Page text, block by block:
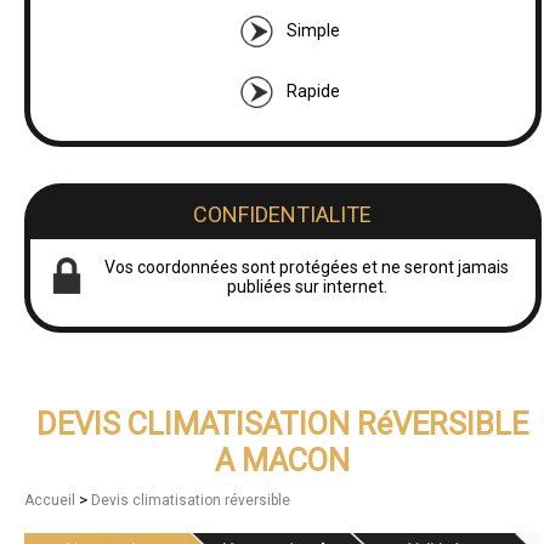
Simple
Rapide
CONFIDENTIALITE
Vos coordonnées sont protégées et ne seront jamais
publiées sur internet.
DEVIS CLIMATISATION RéVERSIBLE
A MACON
Accueil > Devis climatisation réversible